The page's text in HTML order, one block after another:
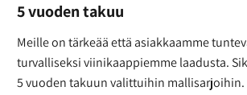
5 vuoden takuu
Meille on tärkeää että asiakkaamme
turvalliseksi viinikaappiemme laadusta.
5 vuoden takuun valittuihin mallisarjoihin.